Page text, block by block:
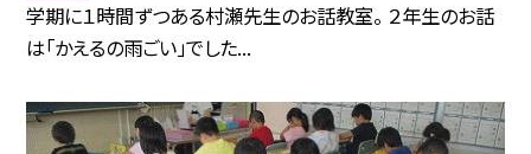
学期に１時間ずつある村瀬先生のお話教室。 ２年生のお話
は「かえるの雨ごい」でした...